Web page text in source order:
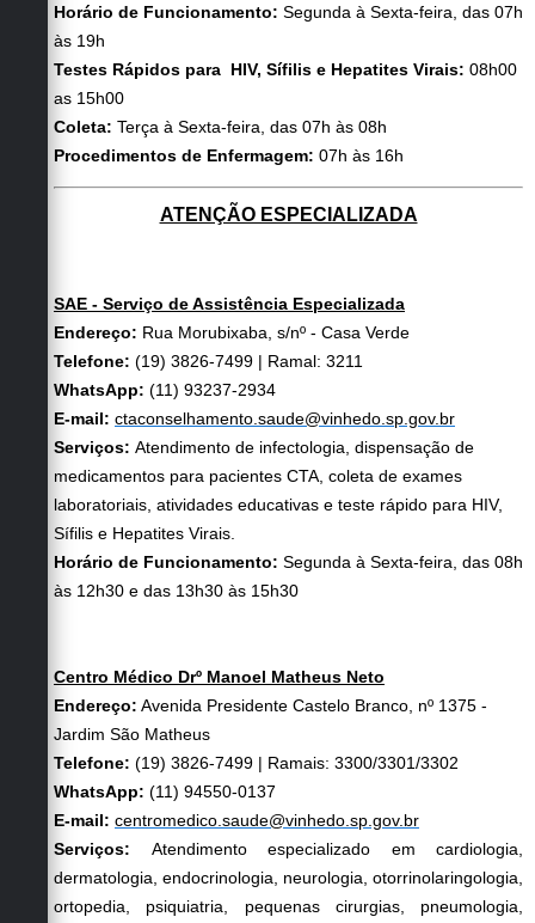
Horário de Funcionamento: Segunda à Sexta-feira, das 07h
às 19h
Testes Rápidos para HIV, Sífilis e Hepatites Virais: 08h00
as 15h00
Coleta: Terça à Sexta-feira, das 07h às 08h
Procedimentos de Enfermagem: 07h às 16h
ATENÇÃO ESPECIALIZADA
SAE - Serviço de Assistência Especializada
Endereço: Rua Morubixaba, s/nº - Casa Verde
Telefone: (19) 3826-7499 | Ramal: 3211
WhatsApp: (11) 93237-2934
E-mail: ctaconselhamento.saude@vinhedo.sp.gov.br
Serviços: Atendimento de infectologia, dispensação de
medicamentos para pacientes CTA, coleta de exames
laboratoriais, atividades educativas e teste rápido para HIV,
Sífilis e Hepatites Virais.
Horário de Funcionamento: Segunda à Sexta-feira, das 08h
às 12h30 e das 13h30 às 15h30
Centro Médico Drº Manoel Matheus Neto
Endereço: Avenida Presidente Castelo Branco, nº 1375 -
Jardim São Matheus
Telefone: (19) 3826-7499 | Ramais: 3300/3301/3302
WhatsApp: (11) 94550-0137
E-mail: centromedico.saude@vinhedo.sp.gov.br
Serviços: Atendimento especializado em cardiologia,
dermatologia, endocrinologia, neurologia, otorrinolaringologia,
ortopedia, psiquiatria, pequenas cirurgias, pneumologia,